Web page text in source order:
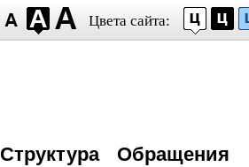
Цвета сайта:
Структура Обращения